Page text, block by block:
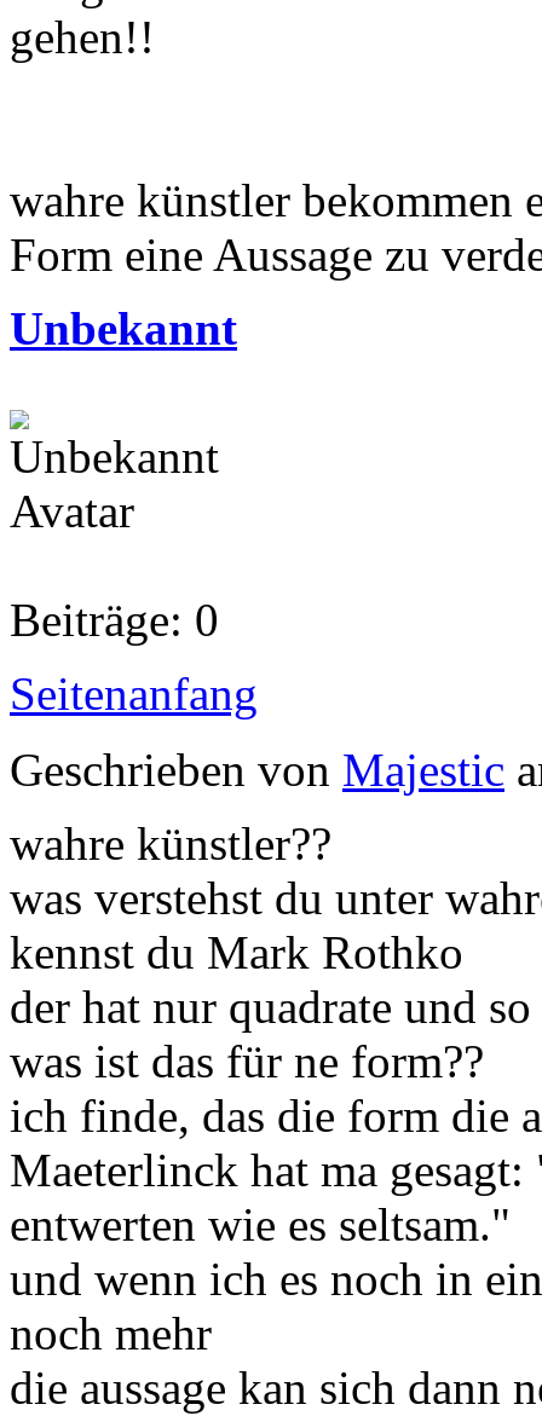
gehen!!
wahre künstler bekommen
Form eine Aussage zu
Unbekannt
Beiträge: 0
Seitenanfang
Geschrieben von Majestic
wahre künstler??
was verstehst du unter
kennst du Mark Rothko
der hat nur quadrate und
was ist das für ne form??
ich finde, das die form die
Maeterlinck hat ma
entwerten wie es seltsam."
und wenn ich es noch in
noch mehr
die aussage kan sich dann